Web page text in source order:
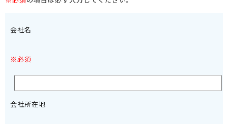
会社名
※必須
会社所在地